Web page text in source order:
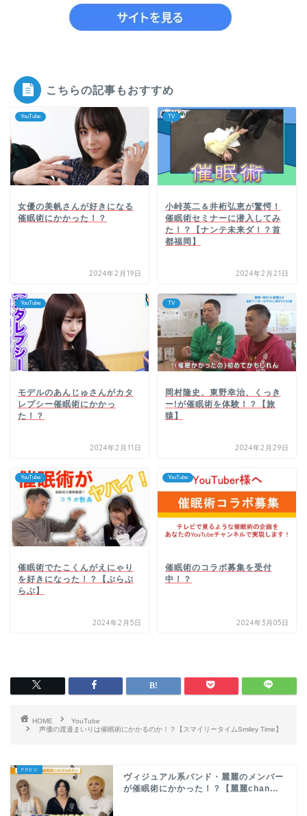
こちらの記事もおすすめ
YouTube
女優の美帆さんが好きになる
催眠術にかかった！？
2024年2月19日
TV
小峠英二＆井桁弘恵が驚愕！
催眠術セミナーに潜入してみ
た！？【ナンテ未来ダ！？首
都福岡】
2024年2月21日
YouTube
モデルのあんじゅさんがカタ
レプシー催眠術にかかっ
た！？
2024年2月11日
TV
岡村隆史、東野幸治、くっき
ー!が催眠術を体験！？【旅
猿】
2024年2月29日
YouTube
催眠術でたこくんがえにゃり
を好きになった！？【ぷらぷ
らぶ】
2024年2月5日
YouTube
催眠術のコラボ募集を受付
中！？
2024年3月05日
HOME
YouTube
声優の渡邉まいりは催眠術にかかるのか！？【スマイリータイムSmiley Time】
ヴィジュアル系バンド・麗麗のメンバー
が催眠術にかかった！？【麗麗chan...